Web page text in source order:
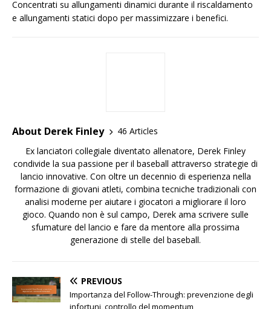
Concentrati su allungamenti dinamici durante il riscaldamento
e allungamenti statici dopo per massimizzare i benefici.
About Derek Finley
46 Articles
Ex lanciatori collegiale diventato allenatore, Derek Finley
condivide la sua passione per il baseball attraverso strategie di
lancio innovative. Con oltre un decennio di esperienza nella
formazione di giovani atleti, combina tecniche tradizionali con
analisi moderne per aiutare i giocatori a migliorare il loro
gioco. Quando non è sul campo, Derek ama scrivere sulle
sfumature del lancio e fare da mentore alla prossima
generazione di stelle del baseball.
PREVIOUS
Importanza del Follow-Through: prevenzione degli
infortuni, controllo del momentum